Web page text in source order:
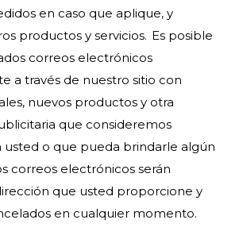
en caso que aplique, y
productos y servicios. Es posible
correos electrónicos
a través de nuestro sitio con
nuevos productos y otra
que consideremos
usted o que pueda brindarle algún
correos electrónicos serán
que usted proporcione y
en cualquier momento.